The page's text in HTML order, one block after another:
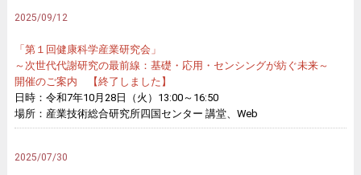
2025/09/12
「第１回健康科学産業研究会」
～次世代代謝研究の最前線：基礎・応用・センシングが紡ぐ未来～
開催のご案内 【終了しました】
日時：令和7年10月28日（火）13:00～16:50
場所：産業技術総合研究所四国センター 講堂、Web
2025/07/30